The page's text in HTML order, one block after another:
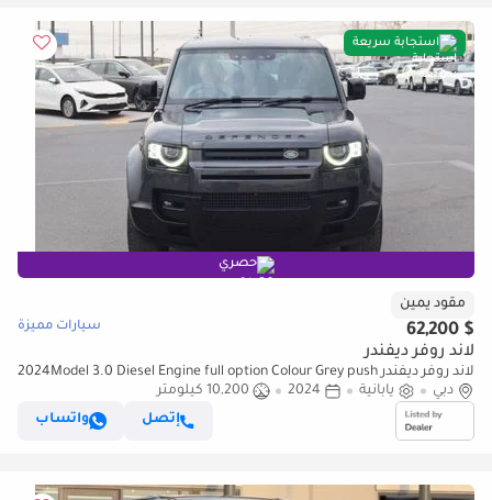
استجابة سريعة
حصري
مقود يمين
$ 62,200 سيارات مميزة
لاند روفر ديفندر
لاند روفر ديفندر 2024Model 3.0 Diesel Engine full option Colour Grey push
start Transmission Automatic Interior Black (للتصدير فقط)
دبي يابانية 2024
10,200 كيلومتر
إتصل
واتساب